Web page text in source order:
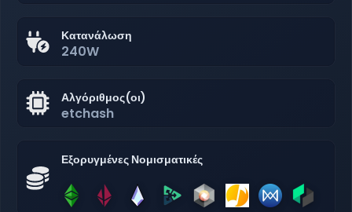
Κατανάλωση
240W
Αλγόριθμος(οι)
etchash
Εξορυγμένες Νομισματικές